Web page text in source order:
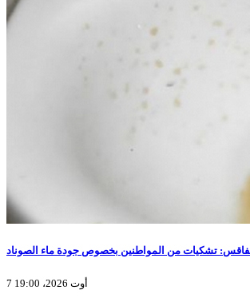
تشكيات من المواطنين بخصوص جودة ماء الصوناد
7 أوت 2026، 19:00